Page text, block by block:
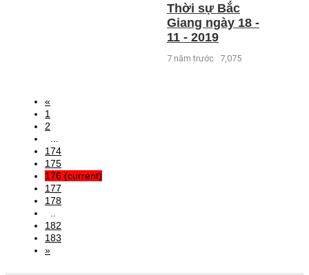
Thời sự Bắc
Giang ngày 18 -
11 - 2019
7 năm trước 7,075
«
1
2
174
175
176 (current)
177
178
182
183
»